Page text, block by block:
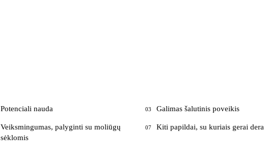
Potenciali nauda 03 Galimas šalutinis poveikis
Veiksmingumas, palyginti su moliūgų
sėklomis
07 Kiti papildai, su kuriais gerai dera